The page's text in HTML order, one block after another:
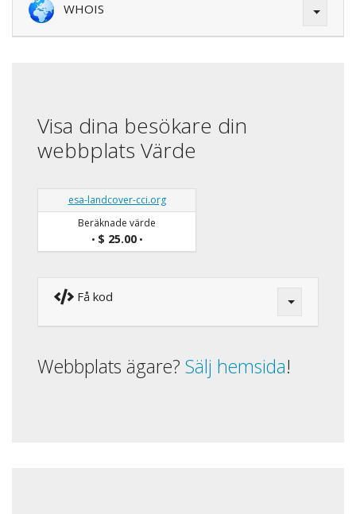
WHOIS
Visa dina besökare din
webbplats Värde
esa-landcover-cci.org
Beräknade värde
• $ 25.00•
Få kod
Webbplats ägare? Sälj hemsida!